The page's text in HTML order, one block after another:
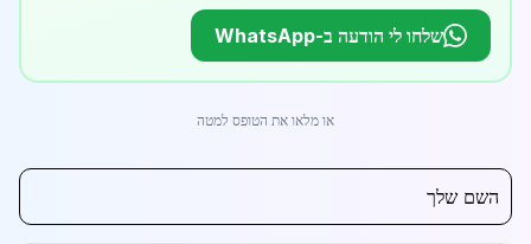
שלחו לי הודעה ב-WhatsApp
או מלאו את הטופס למטה